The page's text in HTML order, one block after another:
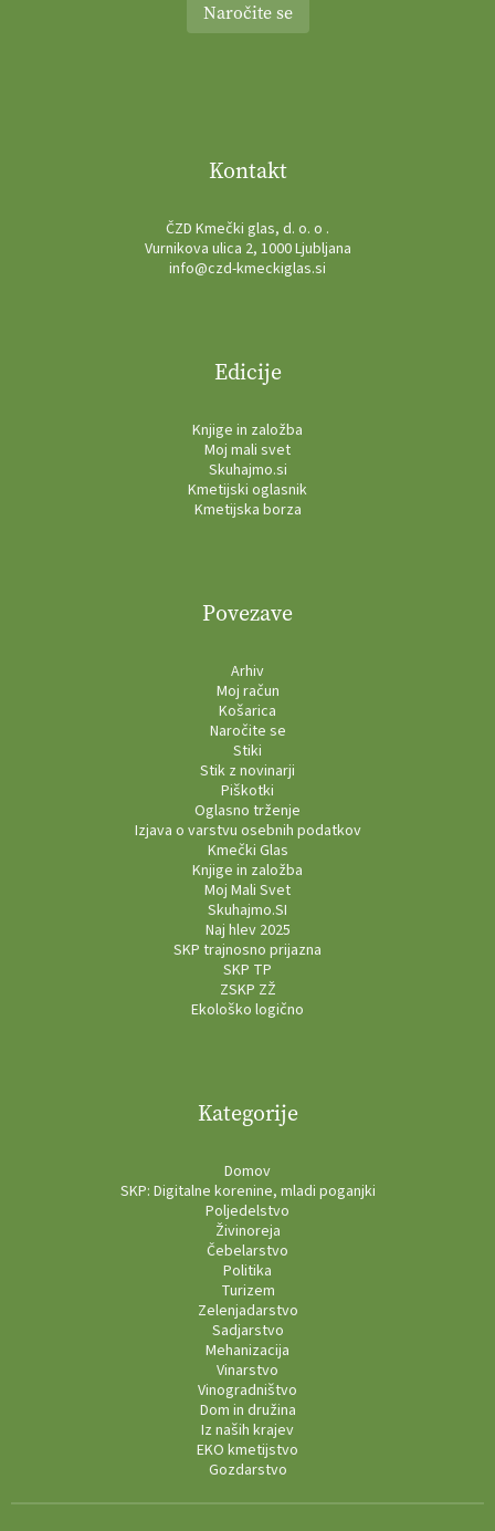
Naročite se
Kontakt
ČZD Kmečki glas, d. o. o .
Vurnikova ulica 2, 1000 Ljubljana
info@czd-kmeckiglas.si
Edicije
Knjige in založba
Moj mali svet
Skuhajmo.si
Kmetijski oglasnik
Kmetijska borza
Povezave
Arhiv
Moj račun
Košarica
Naročite se
Stiki
Stik z novinarji
Piškotki
Oglasno trženje
Izjava o varstvu osebnih podatkov
Kmečki Glas
Knjige in založba
Moj Mali Svet
Skuhajmo.SI
Naj hlev 2025
SKP trajnosno prijazna
SKP TP
ZSKP ZŽ
Ekološko logično
Kategorije
Domov
SKP: Digitalne korenine, mladi poganjki
Poljedelstvo
Živinoreja
Čebelarstvo
Politika
Turizem
Zelenjadarstvo
Sadjarstvo
Mehanizacija
Vinarstvo
Vinogradništvo
Dom in družina
Iz naših krajev
EKO kmetijstvo
Gozdarstvo